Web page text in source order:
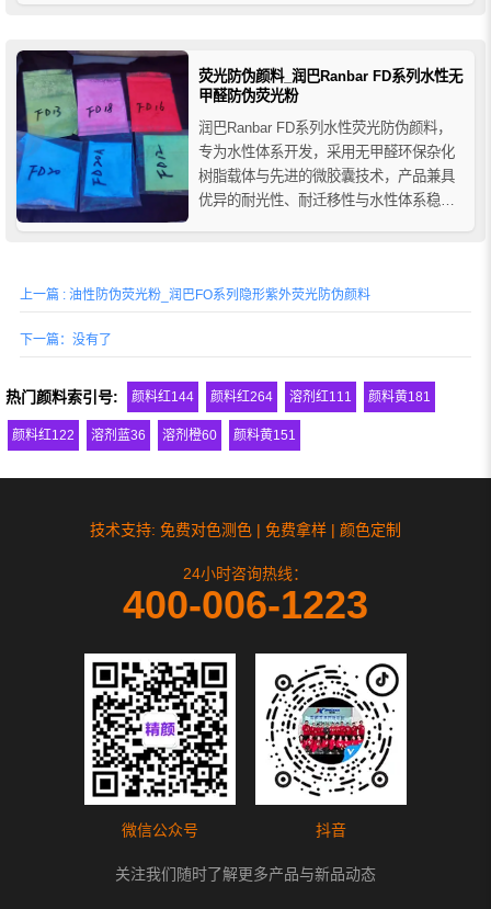
荧光防伪颜料_润巴Ranbar FD系列水性无
甲醛防伪荧光粉
润巴Ranbar FD系列水性荧光防伪颜料，
专为水性体系开发，采用无甲醛环保杂化
树脂载体与先进的微胶囊技术，产品兼具
优异的耐光性、耐迁移性与水性体系稳定
上一篇 : 油性防伪荧光粉_润巴FO系列隐形紫外荧光防伪颜料
下一篇：没有了
热门颜料索引号: 颜料红144 颜料红264 溶剂红111 颜料黄181
颜料红122 溶剂蓝36 溶剂橙60 颜料黄151
技术支持: 免费对色测色 | 免费拿样 | 颜色定制
24小时咨询热线：
400-006-1223
微信公众号 抖音
关注我们随时了解更多产品与新品动态